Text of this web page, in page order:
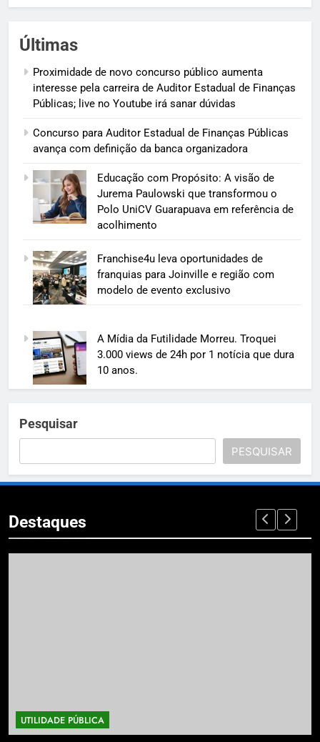
Últimas
Proximidade de novo concurso público aumenta
interesse pela carreira de Auditor Estadual de Finanças
Públicas; live no Youtube irá sanar dúvidas
Concurso para Auditor Estadual de Finanças Públicas
avança com definição da banca organizadora
Educação com Propósito: A visão de
Jurema Paulowski que transformou o
Polo UniCV Guarapuava em referência de
acolhimento
Franchise4u leva oportunidades de
franquias para Joinville e região com
modelo de evento exclusivo
A Mídia da Futilidade Morreu. Troquei
3.000 views de 24h por 1 notícia que dura
10 anos.
Pesquisar
PESQUISAR
Destaques
UTILIDADE PÚBLICA